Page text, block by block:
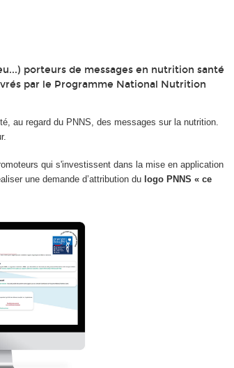
porteurs de messages en nutrition santé
par le Programme National Nutrition
au regard du PNNS, des messages sur la nutrition.
qui s'investissent dans la mise en application
une demande d’attribution du logo PNNS « ce